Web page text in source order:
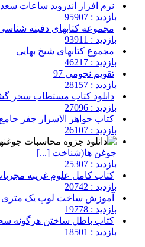
نرم افزار اندروید ساعات
بازدید : 95907
مجموعه کتابهای دفینه
بازدید : 93911
مجموع کتابهای شیخ بهایی
بازدید : 46217
تقویم نجومی 97
بازدید : 28157
دانلود کتاب مستطاب سحر
بازدید : 27096
کتاب جواهر الاسرار جفر جامع ۱و۲
بازدید : 26107
جوغن ها(شناخت [...]
بازدید : 25307
کتاب کامل علوم غریبه
بازدید : 20742
آموزش ساخت لوپ یک متری
بازدید : 19778
کتاب باطل ساختن هرگونه
بازدید : 18501